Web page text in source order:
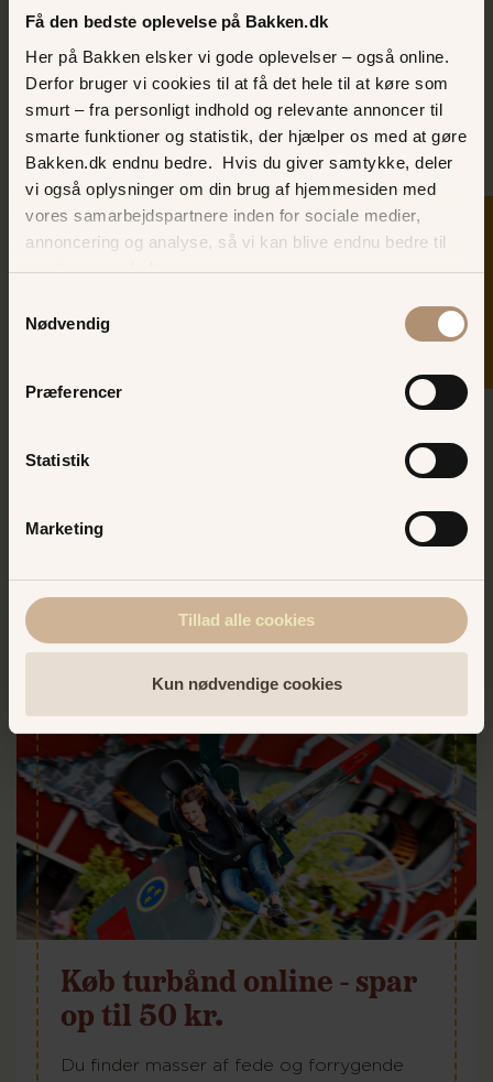
Få den bedste oplevelse på Bakken.dk
Her på Bakken elsker vi gode oplevelser – også online.
Derfor bruger vi cookies til at få det hele til at køre som
smurt – fra personligt indhold og relevante annoncer til
smarte funktioner og statistik, der hjælper os med at gøre
Bakken.dk endnu bedre. Hvis du giver samtykke, deler
vi også oplysninger om din brug af hjemmesiden med
vores samarbejdspartnere inden for sociale medier,
annoncering og analyse, så vi kan blive endnu bedre til
næste gang, du besøger os.
Nødvendig
Præferencer
Statistik
Marketing
Tillad alle cookies
Kun nødvendige cookies
SKER I DAG
En forlystelse for de hoppeglade
Crazy Theatre
Køb turbånd online - spar
op til 50 kr.
Du finder masser af fede og forrygende